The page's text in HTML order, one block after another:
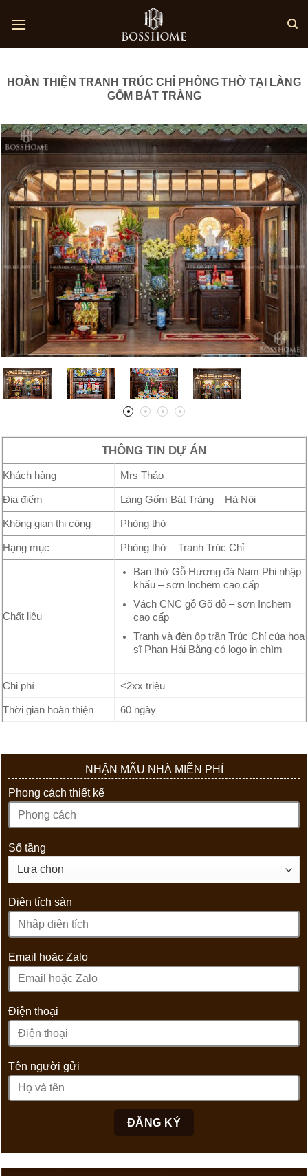
HOÀN THIỆN TRANH TRÚC CHỈ PHÒNG THỜ TẠI LÀNG
GỐM BÁT TRÀNG
THÔNG TIN DỰ ÁN
Khách hàng Mrs Thảo
Địa điểm Làng Gốm Bát Tràng – Hà Nội
Không gian thi công Phòng thờ
Hạng mục Phòng thờ – Tranh Trúc Chỉ
Chất liệu
Ban thờ Gỗ Hương đá Nam Phi nhập
khẩu – sơn Inchem cao cấp
Vách CNC gỗ Gõ đỏ – sơn Inchem
cao cấp
Tranh và đèn ốp trần Trúc Chỉ của họa
sĩ Phan Hải Bằng có logo in chìm
Chi phí <2xx triệu
Thời gian hoàn thiện 60 ngày
NHẬN MẪU NHÀ MIỄN PHÍ
Phong cách thiết kế
Số tầng
Diện tích sàn
Email hoặc Zalo
Điện thoại
Tên người gửi